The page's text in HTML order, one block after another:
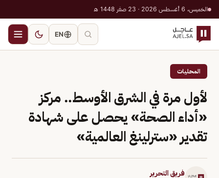
الخميس، 6 أغسطس 2026 · 23 صفر 1448 هـ
EN
المحليات
لأول مرة في الشرق الأوسط.. مركز
«أداء الصحة» يحصل على شهادة
تقدير «سترلينغ العالمية»
فريق التحرير